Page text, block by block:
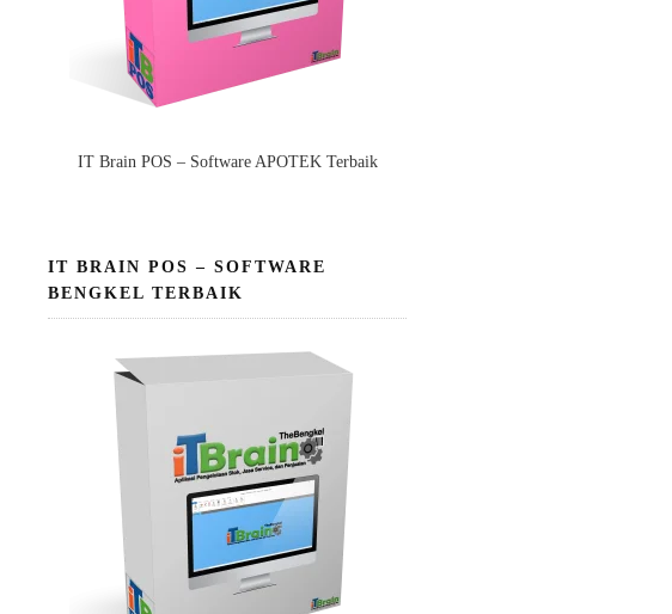
IT Brain POS – Software APOTEK Terbaik
IT BRAIN POS – SOFTWARE
BENGKEL TERBAIK